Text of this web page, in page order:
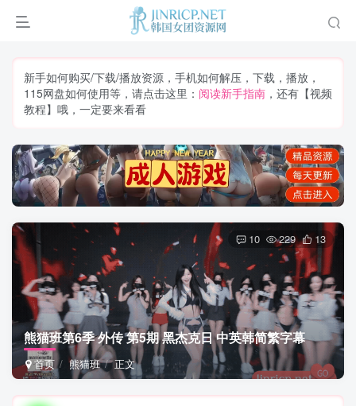
新手如何购买/下载/播放资源，手机如何解压，下载，播放，
115网盘如何使用等，请点击这里： 阅读新手指南 ，还有【视频
教程】哦，一定要来看看
熊猫班第6季 外传 第5期 黑杰克日 中英韩简繁字幕
首页 熊猫班 正文
10 229 13